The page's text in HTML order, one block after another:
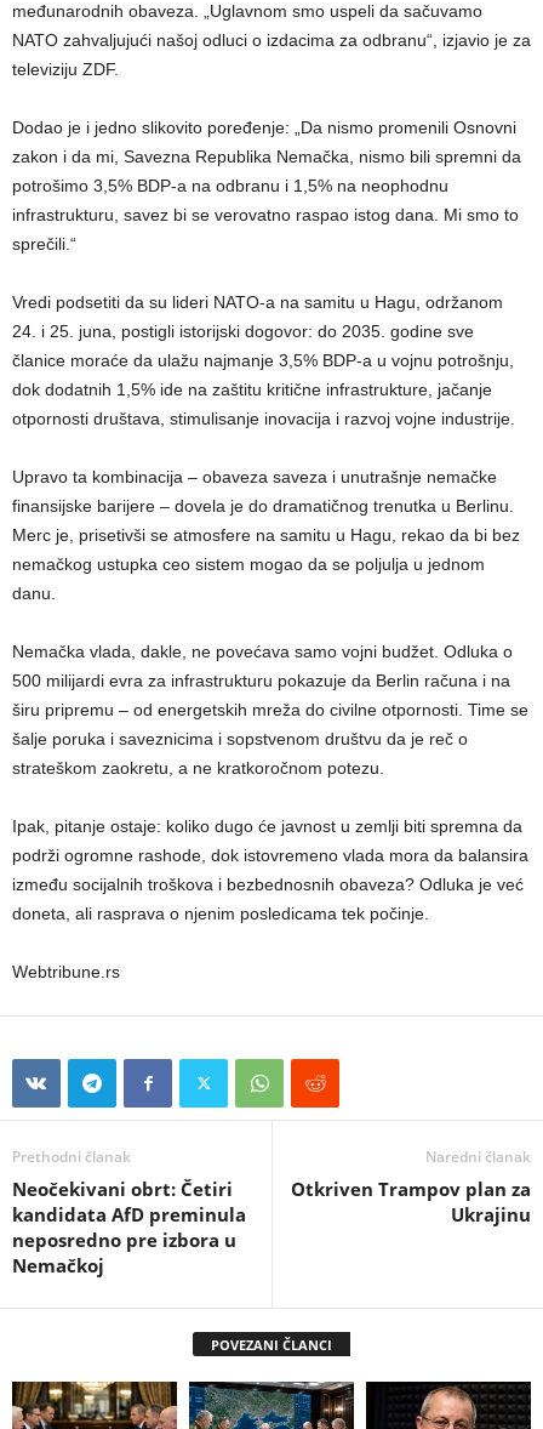
međunarodnih obaveza. „Uglavnom smo uspeli da sačuvamo
NATO zahvaljujući našoj odluci o izdacima za odbranu“, izjavio je za
televiziju ZDF.
Dodao je i jedno slikovito poređenje: „Da nismo promenili Osnovni
zakon i da mi, Savezna Republika Nemačka, nismo bili spremni da
potrošimo 3,5% BDP-a na odbranu i 1,5% na neophodnu
infrastrukturu, savez bi se verovatno raspao istog dana. Mi smo to
sprečili.“
Vredi podsetiti da su lideri NATO-a na samitu u Hagu, održanom
24. i 25. juna, postigli istorijski dogovor: do 2035. godine sve
članice moraće da ulažu najmanje 3,5% BDP-a u vojnu potrošnju,
dok dodatnih 1,5% ide na zaštitu kritične infrastrukture, jačanje
otpornosti društava, stimulisanje inovacija i razvoj vojne industrije.
Upravo ta kombinacija – obaveza saveza i unutrašnje nemačke
finansijske barijere – dovela je do dramatičnog trenutka u Berlinu.
Merc je, prisetivši se atmosfere na samitu u Hagu, rekao da bi bez
nemačkog ustupka ceo sistem mogao da se poljulja u jednom
danu.
Nemačka vlada, dakle, ne povećava samo vojni budžet. Odluka o
500 milijardi evra za infrastrukturu pokazuje da Berlin računa i na
širu pripremu – od energetskih mreža do civilne otpornosti. Time se
šalje poruka i saveznicima i sopstvenom društvu da je reč o
strateškom zaokretu, a ne kratkoročnom potezu.
Ipak, pitanje ostaje: koliko dugo će javnost u zemlji biti spremna da
podrži ogromne rashode, dok istovremeno vlada mora da balansira
između socijalnih troškova i bezbednosnih obaveza? Odluka je već
doneta, ali rasprava o njenim posledicama tek počinje.
Webtribune.rs
Prethodni članak
Neočekivani obrt: Četiri
kandidata AfD preminula
neposredno pre izbora u
Nemačkoj
Naredni članak
Otkriven Trampov plan za
Ukrajinu
POVEZANI ČLANCI